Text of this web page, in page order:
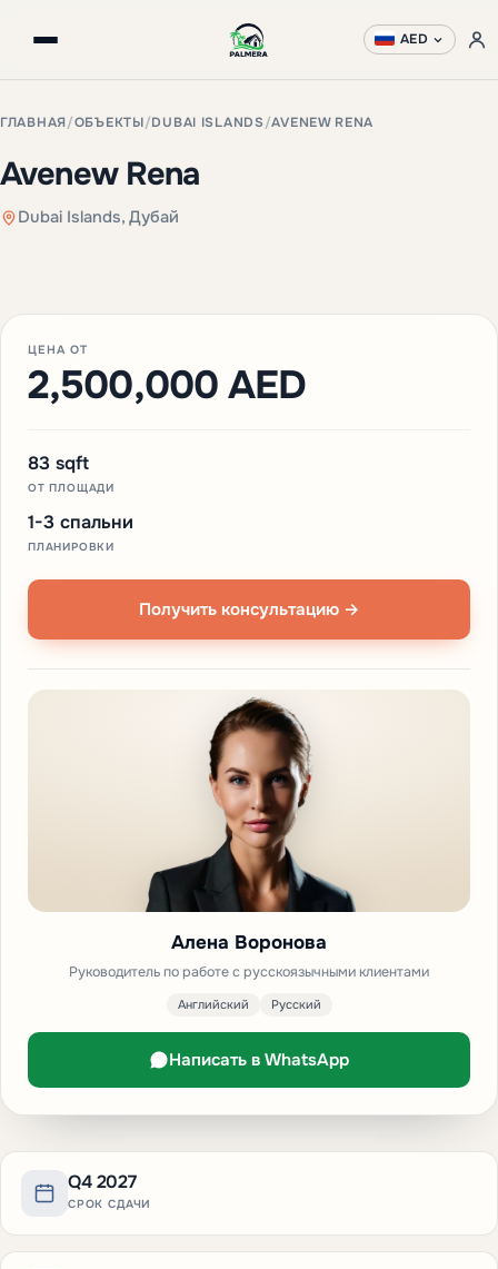
AED
ГЛАВНАЯ/ОБЪЕКТЫ/DUBAI ISLANDS /AVENEW RENA
Avenew Rena
Dubai Islands, Дубай
Q4 2027
СРОК СДАЧИ
ЦЕНА ОТ
2,500,000 AED
83 sqft
ОТ ПЛОЩАДИ
1-3 спальни
ПЛАНИРОВКИ
Получить консультацию →
Алена Воронова
Руководитель по работе с русскоязычными клиентами
Английский Русский
Написать в WhatsApp